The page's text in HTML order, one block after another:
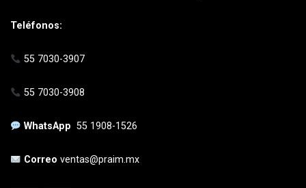
Teléfonos:
55 7030-3907
55 7030-3908
WhatsApp55 1908-1526
Correoventas@praim.mx